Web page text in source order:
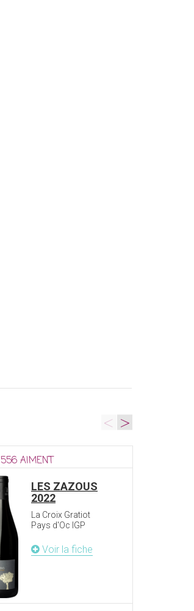
<
556 AIMENT
LES ZAZOUS
2022
La Croix Gratiot
Pays d'Oc IGP
Voir la fiche
>